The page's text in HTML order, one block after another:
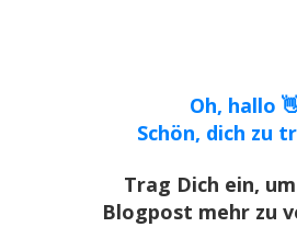
Oh, hallo
Schön, dich zu
Trag Dich ein,
Blogpost mehr zu